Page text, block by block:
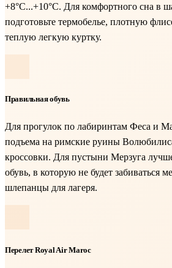
+8°C...+10°C. Для комфортного сна в
подготовьте термобелье, плотную
теплую легкую куртку.
Правильная обувь
Для прогулок по лабиринтам Феса и
подъема на римские руины
кроссовки. Для пустыни Мерзуга
обувь, в которую не будет забиваться
шлепанцы для лагеря.
Перелет Royal Air Maroc